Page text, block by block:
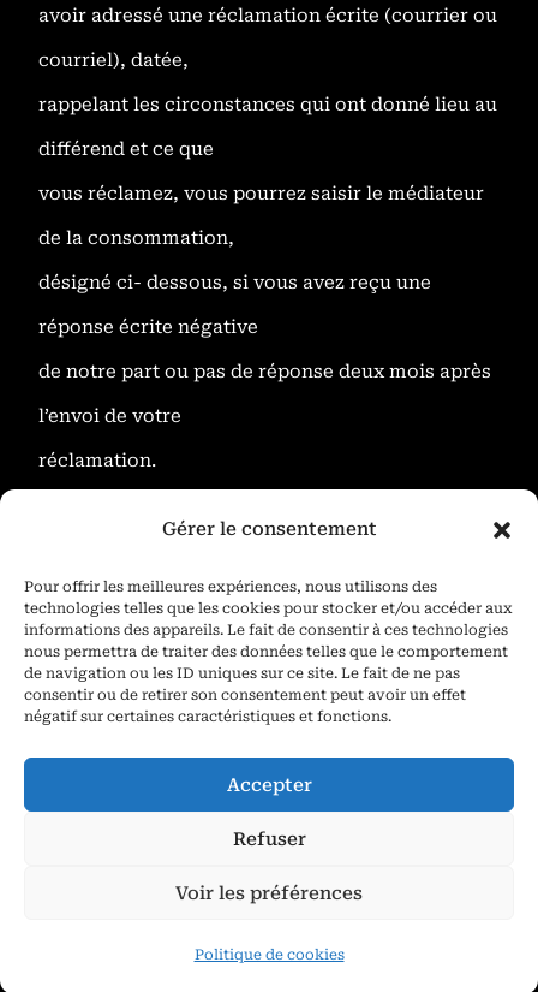
Gérer le consentement
Pour offrir les meilleures expériences, nous utilisons des
technologies telles que les cookies pour stocker et/ou accéder aux
informations des appareils. Le fait de consentir à ces technologies
nous permettra de traiter des données telles que le comportement
de navigation ou les ID uniques sur ce site. Le fait de ne pas
consentir ou de retirer son consentement peut avoir un effet
négatif sur certaines caractéristiques et fonctions.
Accepter
Refuser
Voir les préférences
Politique de cookies
avoir adressé une réclamation écrite (courrier ou
courriel), datée,
rappelant les circonstances qui ont donné lieu au
différend et ce que
vous réclamez, vous pourrez saisir le médiateur
de la consommation,
désigné ci- dessous, si vous avez reçu une
réponse écrite négative
de notre part ou pas de réponse deux mois après
l’envoi de votre
réclamation.
du code de la consommation, notre société a mis
en place un dispositif
de médiation de la consommation. L’entité de
médiation retenue est :
MEDIATION CONSOMMATION
En cas de litige, vous pouvez déposer votre